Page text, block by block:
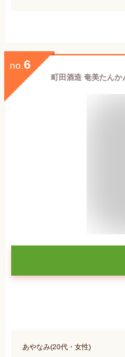
no. 6
あやなみ(20代・女性)